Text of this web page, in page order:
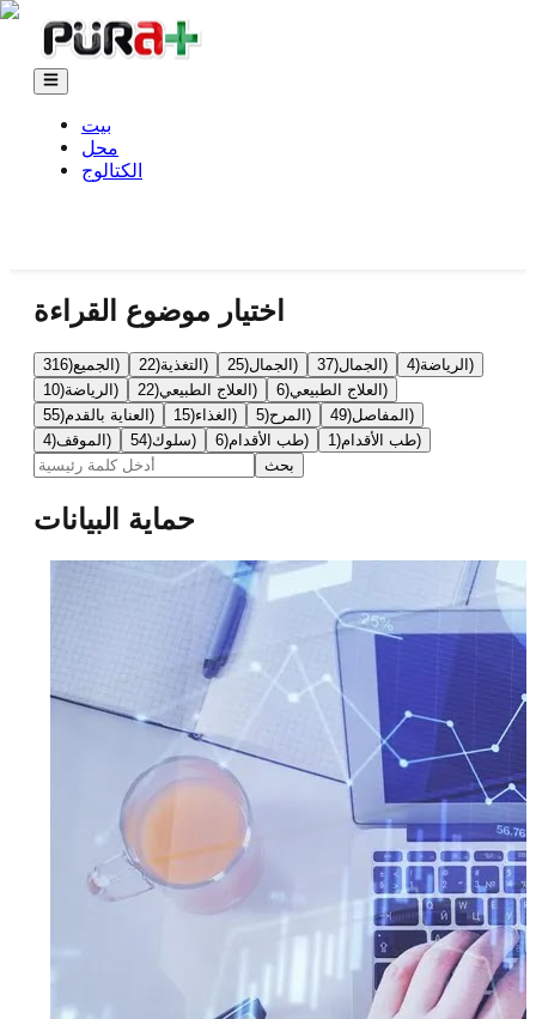
بيت
محل
الكتالوج
اختيار موضوع القراءة
الجميع(
316 ) التغذية(
22 ) الجمال(
25 ) الجمال(
37 ) الرياضة(
4
)
الرياضة(
10 ) العلاج الطبيعي(
22 ) العلاج الطبيعي(
6
)
العناية بالقدم(
55 ) الغذاء(
15 ) المرح(
5 ) المفاصل(
49
)
الموقف(
4 ) سلوك(
54 ) طب الأقدام(
6 ) طب الأقدام(
1
)
بحث
حماية البيانات